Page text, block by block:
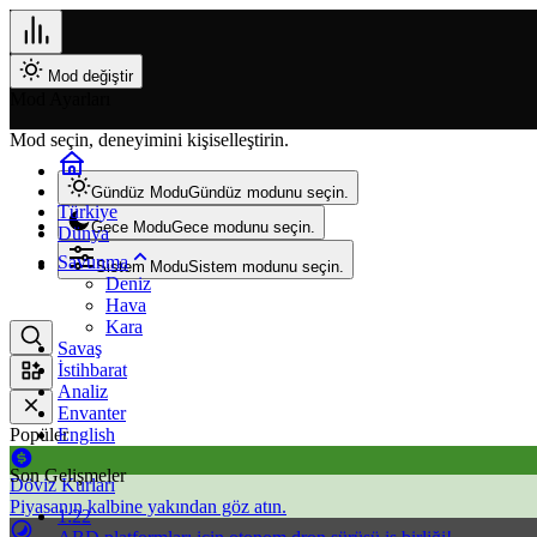
Mod değiştir
Mod seçin, deneyimini kişiselleştirin.
Gündüz ModuGündüz modunu seçin.
Gece ModuGece modunu seçin.
Sistem ModuSistem modunu seçin.
Popüler
Döviz Kurları
Piyasanın kalbine yakından göz atın.
Türkiye
Dünya
Savunma
Deniz
Hava
Kara
Savaş
İstihbarat
Analiz
Envanter
English
Son Gelişmeler
1:22